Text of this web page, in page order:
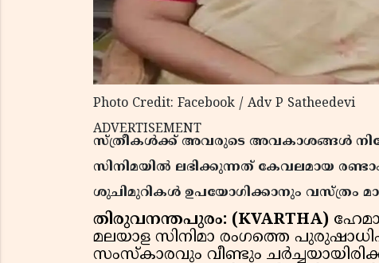
Photo Credit: Facebook / Adv P Satheedevi
ADVERTISEMENT
സ്ത്രീകള്‍ക്ക് അവരുടെ അവകാശങ്ങള്‍
സിനിമയില്‍ ലഭിക്കുന്നത് കേവലമായ രണ്ടാം
ശുചിമുറികള്‍ ഉപയോഗിക്കാനും വസ്ത്രം
തിരുവനന്തപുരം: (KVARTHA)
മലയാള സിനിമാ രംഗത്തെ
സംസ്‌കാരവും വീണ്ടും